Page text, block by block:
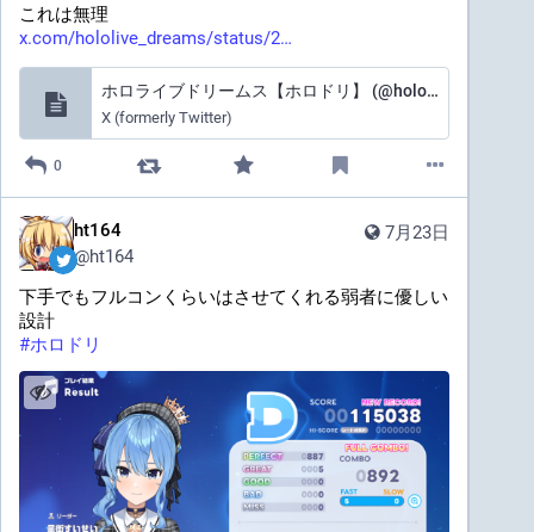
これは無理
x.com/hololive_dreams/status/2
ホロライブドリームス【ホロドリ】 (@hololive_dreams) on X
X (formerly Twitter)
0
7月23日
ht164
@ht164
下手でもフルコンくらいはさせてくれる弱者に優しい
設計
#ホロドリ